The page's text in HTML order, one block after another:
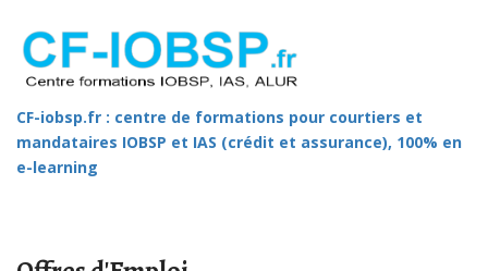
CF-iobsp.fr : centre de formations pour courtiers et
mandataires IOBSP et IAS (crédit et assurance), 100% en
e-learning